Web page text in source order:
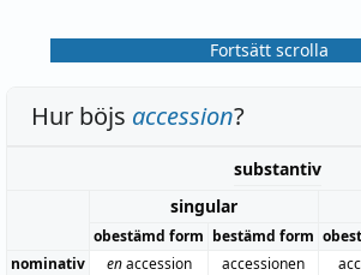
Fortsätt scrolla
Hur böjs accession?
substantiv
singular
obestämd form bestämd form
nominativ
enaccession accessionen